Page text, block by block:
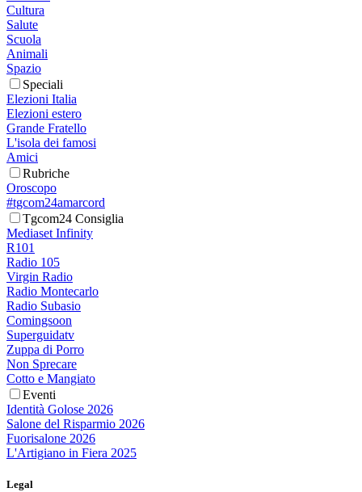
Cultura
Salute
Scuola
Animali
Spazio
Speciali
Elezioni Italia
Elezioni estero
Grande Fratello
L'isola dei famosi
Amici
Rubriche
Oroscopo
#tgcom24amarcord
Tgcom24 Consiglia
Mediaset Infinity
R101
Radio 105
Virgin Radio
Radio Montecarlo
Radio Subasio
Comingsoon
Superguidatv
Zuppa di Porro
Non Sprecare
Cotto e Mangiato
Eventi
Identità Golose 2026
Salone del Risparmio 2026
Fuorisalone 2026
L'Artigiano in Fiera 2025
Legal